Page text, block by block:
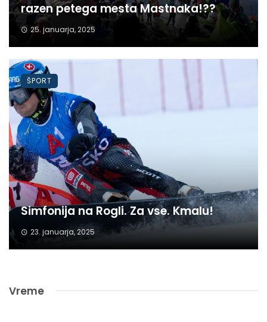
razen petega mesta Mastnaka!??
25. januarja, 2025
Simfonija na Rogli. Za vse. Kmalu!
23. januarja, 2025
ŠPORT
Vreme